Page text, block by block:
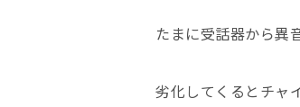
たまに受話器から異
劣化してくるとチャ